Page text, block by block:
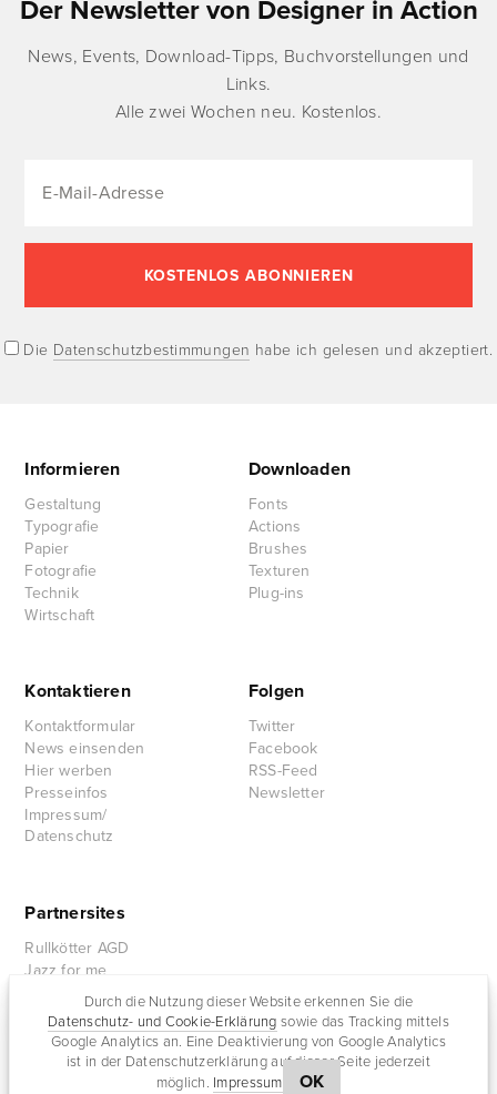
Durch die Nutzung dieser Website erkennen Sie die
Datenschutz- und Cookie-Erklärung sowie das Tracking mittels
Google Analytics an. Eine Deaktivierung von Google Analytics
ist in der Datenschutzerklärung auf dieser Seite jederzeit
möglich. Impressum OK
Der Newsletter von Designer in Action
News, Events, Download-Tipps, Buchvorstellungen und
Links.
Alle zwei Wochen neu. Kostenlos.
Die Datenschutzbestimmungen habe ich gelesen und akzeptiert.
Informieren
Gestaltung
Typografie
Papier
Fotografie
Technik
Wirtschaft
Downloaden
Fonts
Actions
Brushes
Texturen
Plug-ins
Kontaktieren
Kontaktformular
News einsenden
Hier werben
Presseinfos
Impressum/
Datenschutz
Folgen
Twitter
Facebook
RSS-Feed
Newsletter
Partnersites
Rullkötter AGD
Jazz for me